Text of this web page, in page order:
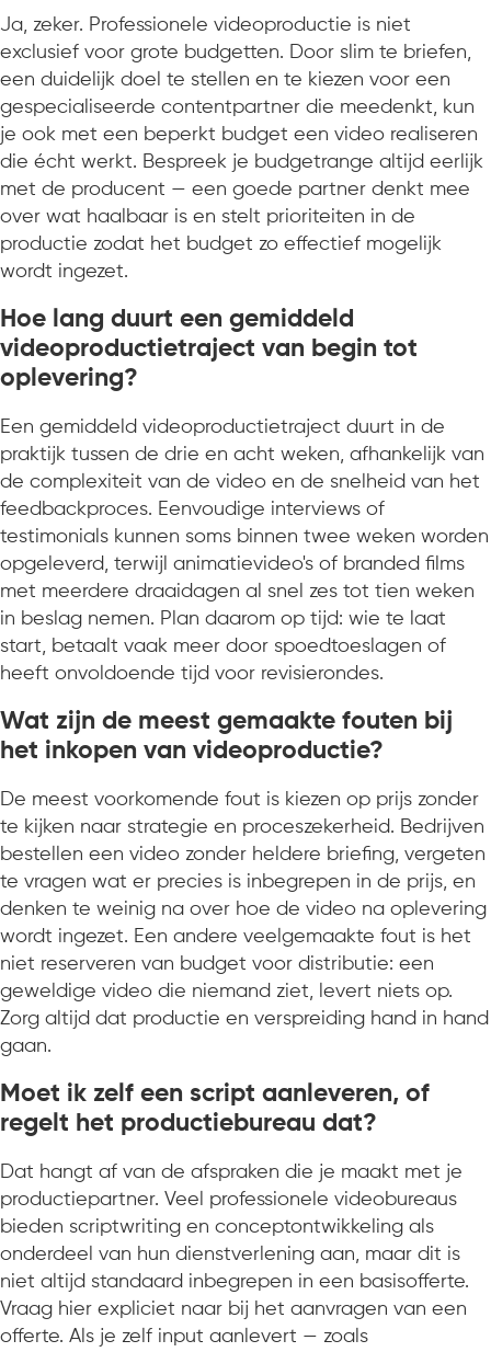
Ja, zeker. Professionele videoproductie is niet
exclusief voor grote budgetten. Door slim te briefen,
een duidelijk doel te stellen en te kiezen voor een
gespecialiseerde contentpartner die meedenkt, kun
je ook met een beperkt budget een video realiseren
die écht werkt. Bespreek je budgetrange altijd eerlijk
met de producent — een goede partner denkt mee
over wat haalbaar is en stelt prioriteiten in de
productie zodat het budget zo effectief mogelijk
wordt ingezet.
Hoe lang duurt een gemiddeld
videoproductietraject van begin tot
oplevering?
Een gemiddeld videoproductietraject duurt in de
praktijk tussen de drie en acht weken, afhankelijk van
de complexiteit van de video en de snelheid van het
feedbackproces. Eenvoudige interviews of
testimonials kunnen soms binnen twee weken worden
opgeleverd, terwijl animatievideo's of branded films
met meerdere draaidagen al snel zes tot tien weken
in beslag nemen. Plan daarom op tijd: wie te laat
start, betaalt vaak meer door spoedtoeslagen of
heeft onvoldoende tijd voor revisierondes.
Wat zijn de meest gemaakte fouten bij
het inkopen van videoproductie?
De meest voorkomende fout is kiezen op prijs zonder
te kijken naar strategie en proceszekerheid. Bedrijven
bestellen een video zonder heldere briefing, vergeten
te vragen wat er precies is inbegrepen in de prijs, en
denken te weinig na over hoe de video na oplevering
wordt ingezet. Een andere veelgemaakte fout is het
niet reserveren van budget voor distributie: een
geweldige video die niemand ziet, levert niets op.
Zorg altijd dat productie en verspreiding hand in hand
gaan.
Moet ik zelf een script aanleveren, of
regelt het productiebureau dat?
Dat hangt af van de afspraken die je maakt met je
productiepartner. Veel professionele videobureaus
bieden scriptwriting en conceptontwikkeling als
onderdeel van hun dienstverlening aan, maar dit is
niet altijd standaard inbegrepen in een basisofferte.
Vraag hier expliciet naar bij het aanvragen van een
offerte. Als je zelf input aanlevert — zoals